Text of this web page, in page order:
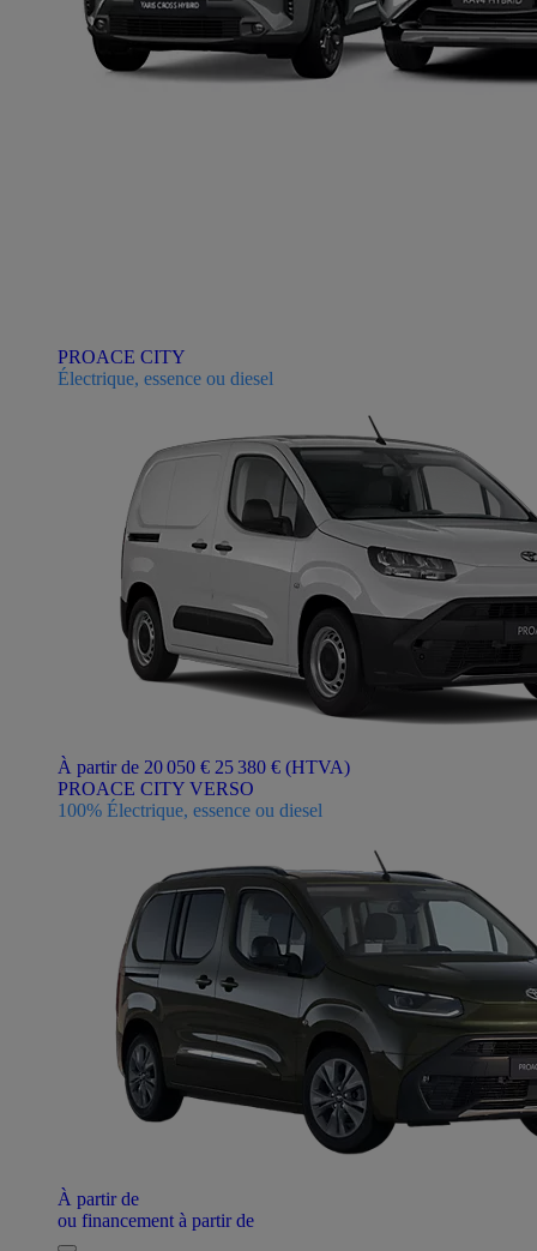
PROACE CITY
Électrique, essence ou diesel
À partir de 20 050 € 25 380 € (HTVA)
PROACE CITY VERSO
100% Électrique, essence ou diesel
À partir de
ou financement à partir de